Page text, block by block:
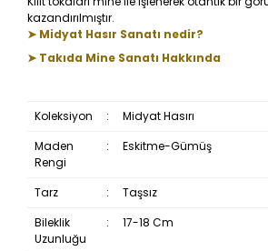
kazandırılmıştır.
➤ Midyat Hasır Sanatı nedir?
➤ Takıda Mine Sanatı Hakkında
Koleksiyon :
Midyat Hasırı
Maden
Rengi
: Eskitme-Gümüş
Tarz :
Taşsız
Bileklik
Uzunluğu
: 17-18 Cm